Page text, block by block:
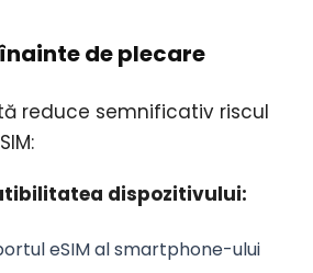
de plecare
reduce semnificativ riscul
dispozitivului:
eSIM al smartphone-ului